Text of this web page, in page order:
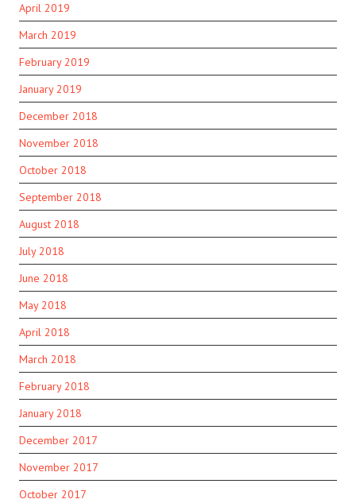
April 2019
March 2019
February 2019
January 2019
December 2018
November 2018
October 2018
September 2018
August 2018
July 2018
June 2018
May 2018
April 2018
March 2018
February 2018
January 2018
December 2017
November 2017
October 2017